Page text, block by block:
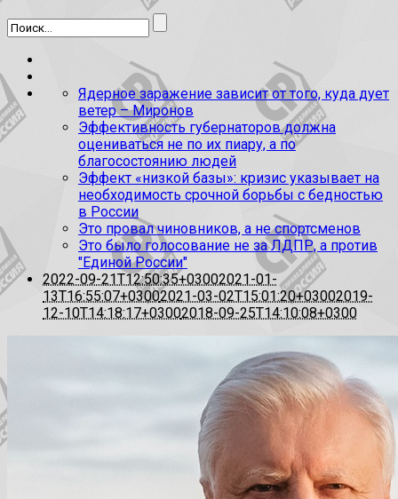
Ядерное заражение зависит от того, куда дует
ветер – Миронов
Эффективность губернаторов должна
оцениваться не по их пиару, а по
благосостоянию людей
Эффект «низкой базы»: кризис указывает на
необходимость срочной борьбы с бедностью
в России
Это провал чиновников, а не спортсменов
Это было голосование не за ЛДПР, а против
"Единой России"
2022-09-21T12:50:35+03002021-01-
13T16:55:07+03002021-03-02T15:01:20+03002019-
12-10T14:18:17+03002018-09-25T14:10:08+0300